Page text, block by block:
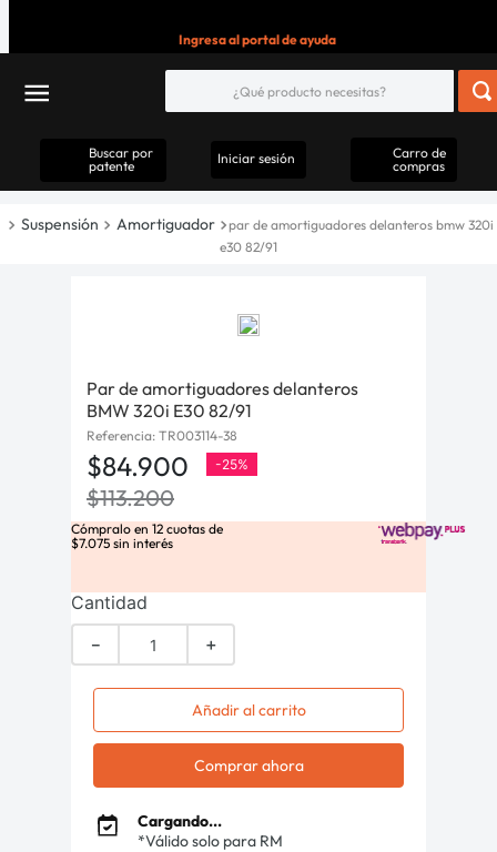
Ingresa al portal de ayuda
Buscar por
patente
Iniciar sesión
Carro de
compras
Suspensión Amortiguador
par de amortiguadores delanteros bmw 320i
e30 82/91
Par de amortiguadores delanteros
BMW 320i E30 82/91
Referencia: TR003114-38
$84.900 -25%
$113.200
Cómpralo en 12 cuotas de
$7.075 sin interés
Cantidad
＋
－
Añadir al carrito
Comprar ahora
Cargando...
*Válido solo para RM